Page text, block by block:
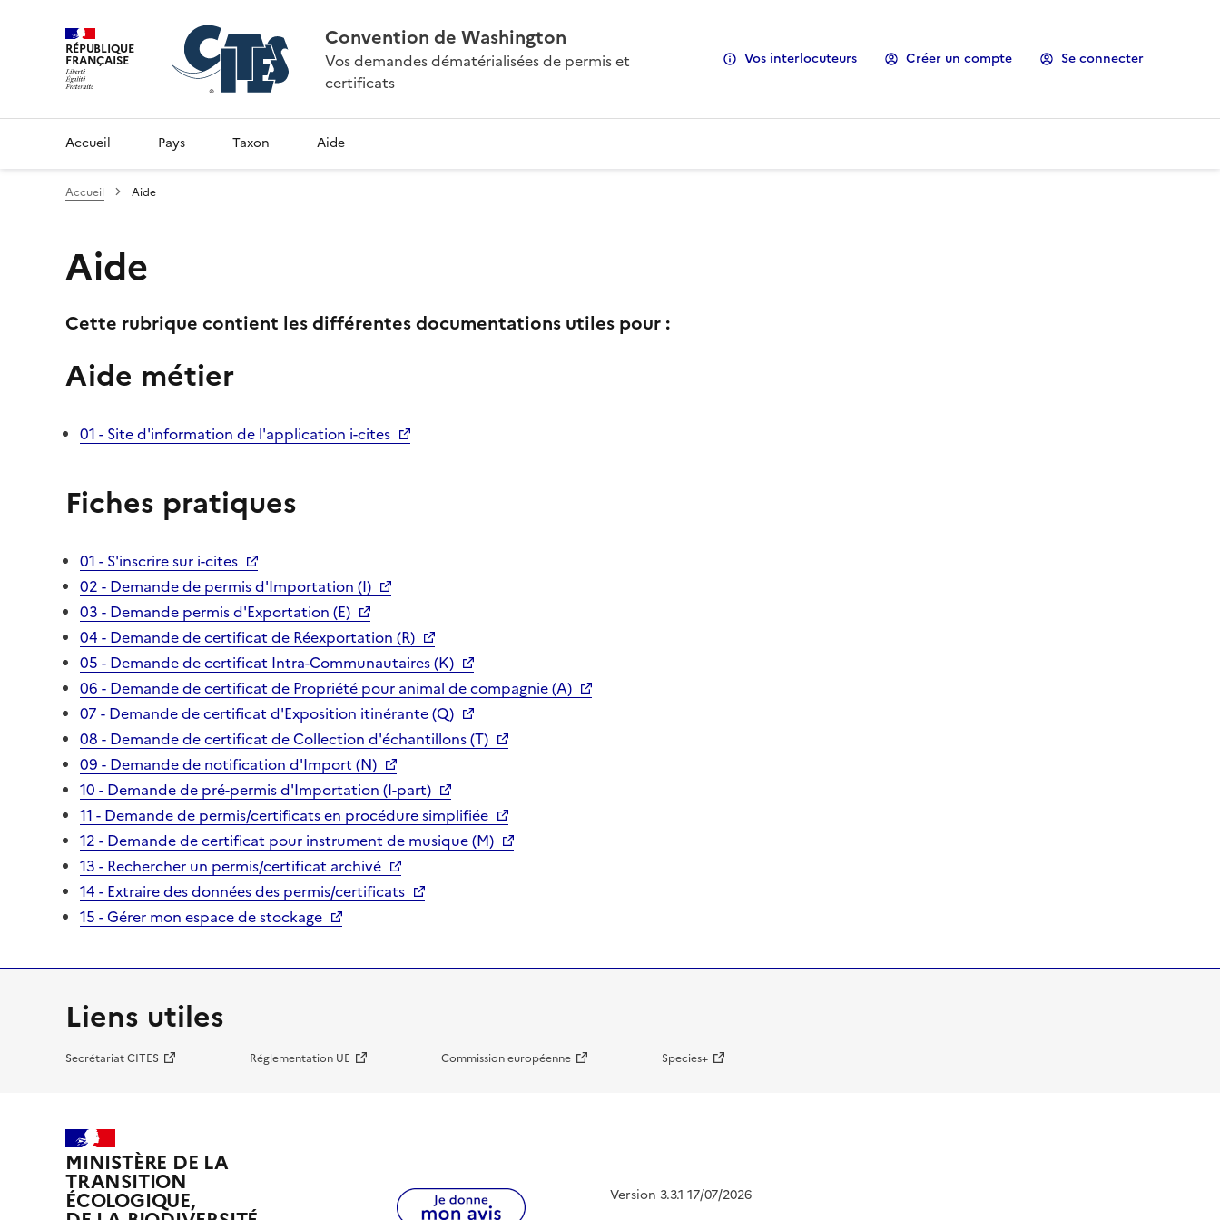
RÉPUBLIQUE
FRANÇAISE
Convention de Washington
Vos demandes dématérialisées de permis et
certificats
Vos interlocuteurs Créer un compte Se connecter
Accueil Pays Taxon Aide
Accueil Aide
Aide
Cette rubrique contient les différentes documentations utiles pour :
Aide métier
01 - Site d'information de l'application i-cites
Fiches pratiques
01 - S'inscrire sur i-cites
02 - Demande de permis d'Importation (I)
03 - Demande permis d'Exportation (E)
04 - Demande de certificat de Réexportation (R)
05 - Demande de certificat Intra-Communautaires (K)
06 - Demande de certificat de Propriété pour animal de compagnie (A)
07 - Demande de certificat d'Exposition itinérante (Q)
08 - Demande de certificat de Collection d'échantillons (T)
09 - Demande de notification d'Import (N)
10 - Demande de pré-permis d'Importation (I-part)
11 - Demande de permis/certificats en procédure simplifiée
12 - Demande de certificat pour instrument de musique (M)
13 - Rechercher un permis/certificat archivé
14 - Extraire des données des permis/certificats
15 - Gérer mon espace de stockage
Liens utiles
Secrétariat CITES Réglementation UE Commission européenne Species+
MINISTÈRE DE LA
TRANSITION
ÉCOLOGIQUE, Version 3.3.1 17/07/2026